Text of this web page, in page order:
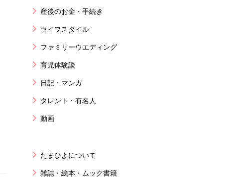
産後のお金・手続き
ライフスタイル
ファミリーウエディング
育児体験談
日記・マンガ
タレント・有名人
動画
たまひよについて
雑誌・絵本・ムック書籍